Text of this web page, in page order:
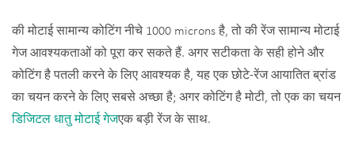
की मोटाई सामान्य कोटिंग नीचे 1000 microns है, तो की रेंज सामान्य मोटाई
गेज आवश्यकताओं को पूरा कर सकते हैं. अगर सटीकता के सही होने और
कोटिंग है पतली करने के लिए आवश्यक है, यह एक छोटे-रेंज आयातित ब्रांड
का चयन करने के लिए सबसे अच्छा है; अगर कोटिंग है मोटी, तो एक का चयन
डिजिटल धातु मोटाई गेजएक बड़ी रेंज के साथ.